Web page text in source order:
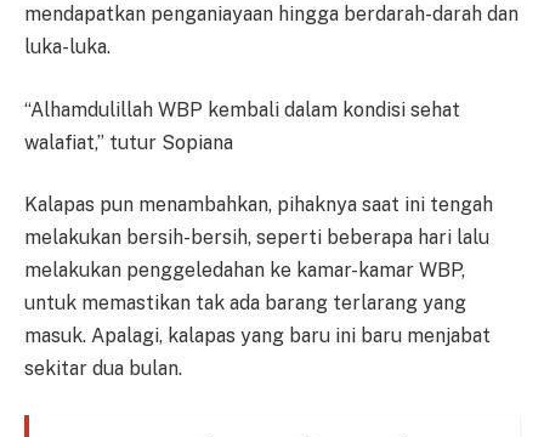
mendapatkan penganiayaan hingga berdarah-darah dan
luka-luka.
“Alhamdulillah WBP kembali dalam kondisi sehat
walafiat,” tutur Sopiana
Kalapas pun menambahkan, pihaknya saat ini tengah
melakukan bersih-bersih, seperti beberapa hari lalu
melakukan penggeledahan ke kamar-kamar WBP,
untuk memastikan tak ada barang terlarang yang
masuk. Apalagi, kalapas yang baru ini baru menjabat
sekitar dua bulan.